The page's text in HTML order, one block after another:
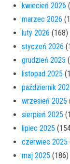
kwiecień 2026
marzec 2026
luty 2026 (168)
styczeń 2026
grudzień 2025
listopad 2025
październik
wrzesień 2025
sierpień 2025
lipiec 2025
czerwiec 2025
maj 2025 (186)